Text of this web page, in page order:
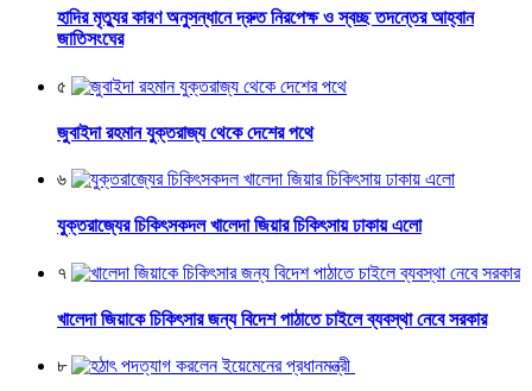
হাদির মৃত্যুর কারণ অনুসন্ধানে দ্রুত নিরপেক্ষ ও স্বচ্ছ তদন্তের আহ্বান
জাতিসংঘের
৫
জুবাইদা রহমান যুক্তরাজ্য থেকে দেশের পথে
৬
যুক্তরাজ্যের চিকিৎসকদল খালেদা জিয়ার চিকিৎসায় ঢাকায় এলো
৭
খালেদা জিয়াকে চিকিৎসার জন্য বিদেশ পাঠাতে চাইলে ব্যবস্থা নেবে সরকার
৮